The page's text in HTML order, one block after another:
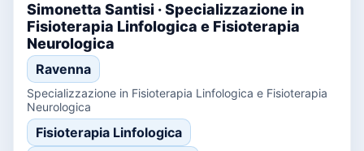
Simonetta Santisi · Specializzazione in
Fisioterapia Linfologica e Fisioterapia
Neurologica
Ravenna
Specializzazione in Fisioterapia Linfologica e Fisioterapia
Neurologica
Fisioterapia Linfologica